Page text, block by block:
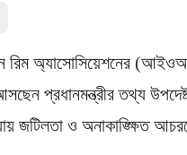
রিম অ্যাসোসিয়েশনের
প্রধানমন্ত্রীর তথ্য
জটিলতা ও অনাকাঙ্ক্ষিত